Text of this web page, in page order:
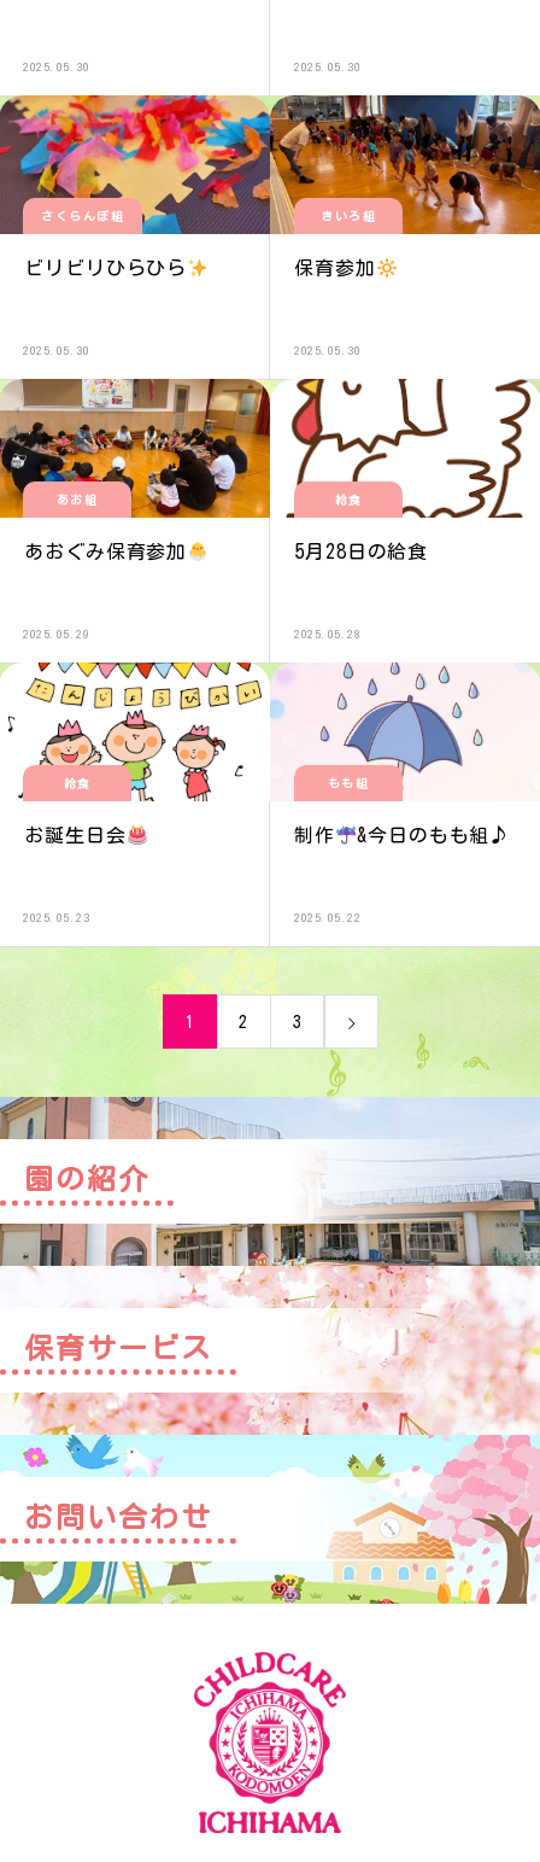
2025.05.30 2025.05.30
さくらんぼ組
ビリビリひらひら
2025.05.30
きいろ組
保育参加
2025.05.30
あお組
あおぐみ保育参加
2025.05.29
給食
5月28日の給食
2025.05.28
給食
お誕生日会
2025.05.23
もも組
制作 &今日のもも組♪
2025.05.22
1 2 3
園の紹介
保育サービス
お問い合わせ